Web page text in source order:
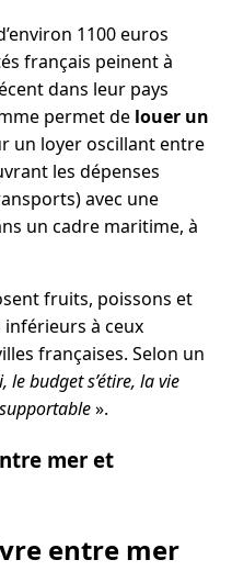
1100 euros
français peinent à
dans leur pays
permet de louer un
un loyer oscillant entre
les dépenses
avec une
un cadre maritime, à
fruits, poissons et
à ceux
françaises. Selon un
le budget s’étire, la vie
».
mer et
entre mer